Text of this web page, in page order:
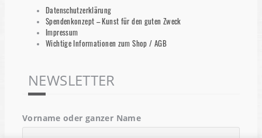
Datenschutzerklärung
Spendenkonzept – Kunst für den guten Zweck
Impressum
Wichtige Informationen zum Shop / AGB
NEWSLETTER
Vorname oder ganzer Name